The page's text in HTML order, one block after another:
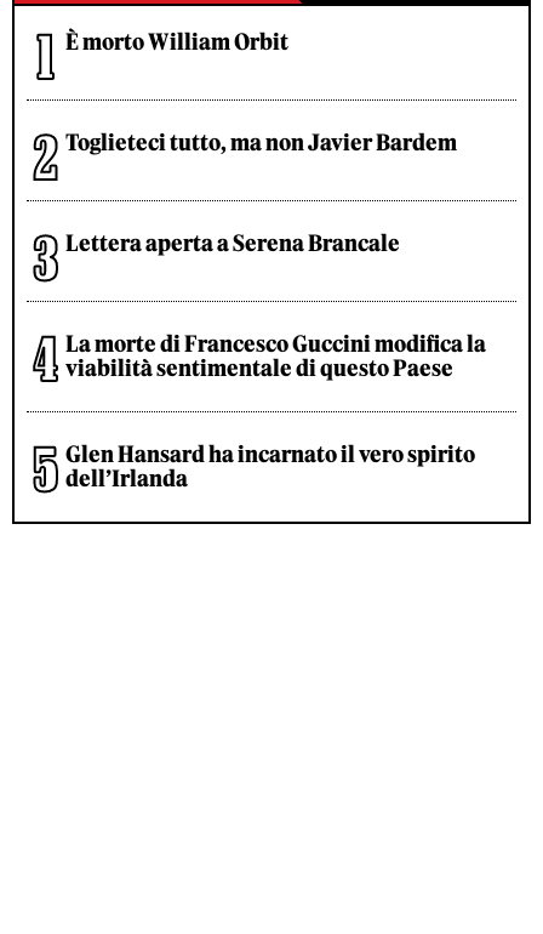
È morto William Orbit
Toglieteci tutto, ma non Javier Bardem
Lettera aperta a Serena Brancale
La morte di Francesco Guccini modifica la
viabilità sentimentale di questo Paese
Glen Hansard ha incarnato il vero spirito
dell’Irlanda